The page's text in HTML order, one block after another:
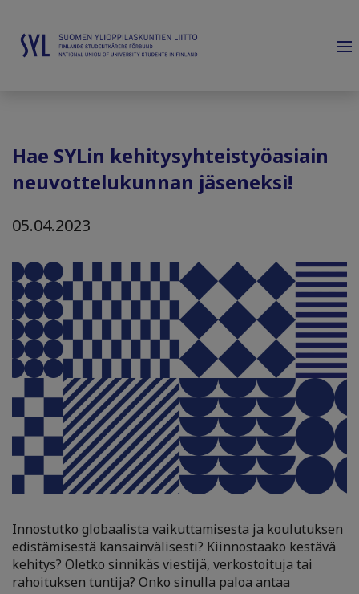
Hae SYLin kehitysyhteistyöasiain
neuvottelukunnan jäseneksi!
05.04.2023
Innostutko globaalista vaikuttamisesta ja koulutuksen
edistämisestä kansainvälisesti? Kiinnostaako kestävä
kehitys? Oletko sinnikäs viestijä, verkostoituja tai
rahoituksen tuntija? Onko sinulla paloa antaa